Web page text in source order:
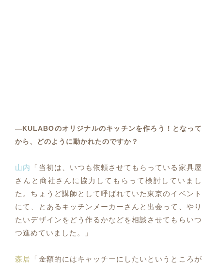
―KULABOのオリジナルのキッチンを作ろう！となって
から、どのように動かれたのですか？
山内
「当初は、いつも依頼させてもらっている家具屋
さんと商社さんに協力してもらって検討していまし
た。ちょうど講師として呼ばれていた東京のイベント
にて、とあるキッチンメーカーさんと出会って、やり
たいデザインをどう作るかなどを相談させてもらいつ
つ進めていました。」
森居 「金額的にはキャッチーにしたいというところが